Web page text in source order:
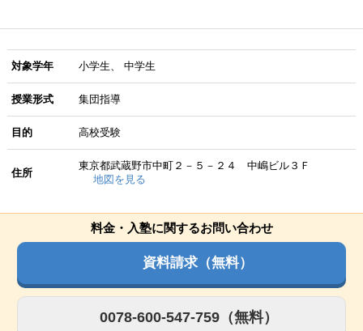
対象学年 小学生 中学生
授業形式 集団指導
目的 高校受験
住所
東京都武蔵野市中町２－５－２４ 中嶋ビル３Ｆ
地図を見る
料金・入塾に関するお問い合わせ
資料請求（無料）
0078-600-547-759（無料）